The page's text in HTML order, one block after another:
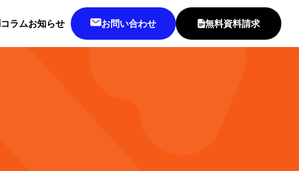
コラムお知らせ お問い合わせ 無料資料請求